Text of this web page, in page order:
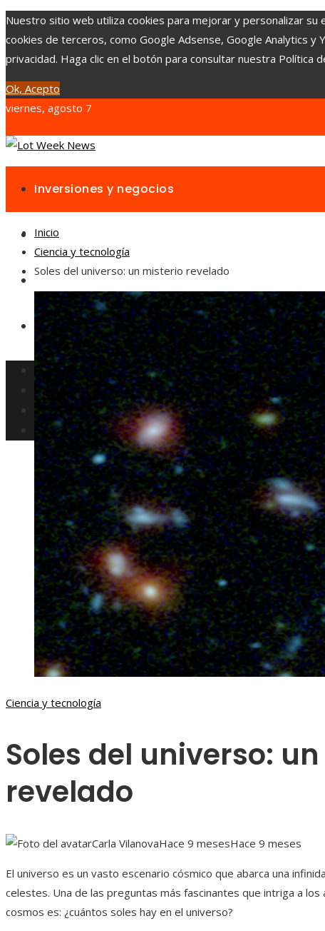
Nuestro sitio web utiliza cookies para mejorar y personalizar
cookies de terceros, como Google Adsense, Google Analytics
privacidad. Haga clic en el botón para consultar nuestra Política
Ok, Acepto
viernes, agosto 7
Inversiones y negocios
Responsabilidad social
Cultura y ocio
Ciencia y tecnología
Inversiones y negocios
Responsabilidad social
Cultura y ocio
Ciencia y tecnología
Inicio
Ciencia y tecnología
Soles del universo: un misterio revelado
Ciencia y tecnología
Soles del universo:
revelado
Carla VilanovaHace 9 mesesHace 9 meses
El universo es un vasto escenario cósmico que abarca una
celestes. Una de las preguntas más fascinantes que intriga a
cosmos es: ¿cuántos soles hay en el universo?